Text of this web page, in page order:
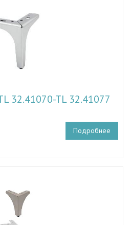
32.41070-TL 32.41077
Подробнее